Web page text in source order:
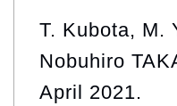
T. Kubota, M.
Nobuhiro
April 2021.